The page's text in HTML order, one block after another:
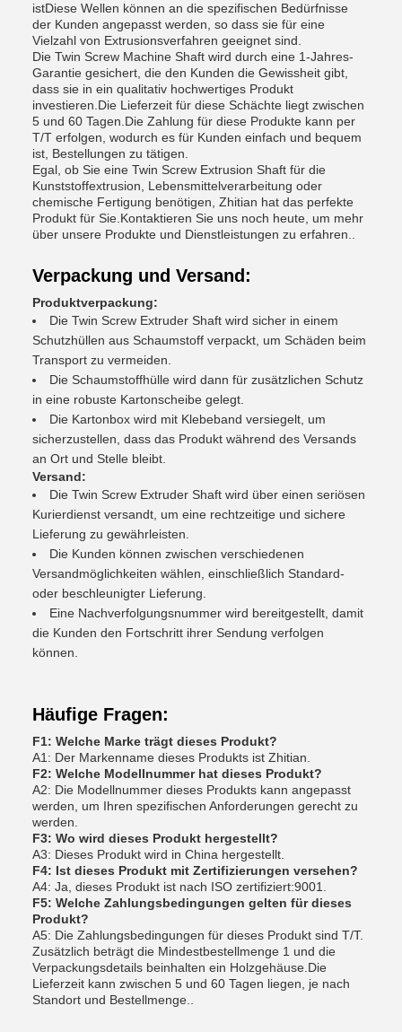
istDiese Wellen können an die spezifischen Bedürfnisse
der Kunden angepasst werden, so dass sie für eine
Vielzahl von Extrusionsverfahren geeignet sind.
Die Twin Screw Machine Shaft wird durch eine 1-Jahres-
Garantie gesichert, die den Kunden die Gewissheit gibt,
dass sie in ein qualitativ hochwertiges Produkt
investieren.Die Lieferzeit für diese Schächte liegt zwischen
5 und 60 Tagen.Die Zahlung für diese Produkte kann per
T/T erfolgen, wodurch es für Kunden einfach und bequem
ist, Bestellungen zu tätigen.
Egal, ob Sie eine Twin Screw Extrusion Shaft für die
Kunststoffextrusion, Lebensmittelverarbeitung oder
chemische Fertigung benötigen, Zhitian hat das perfekte
Produkt für Sie.Kontaktieren Sie uns noch heute, um mehr
über unsere Produkte und Dienstleistungen zu erfahren..
Verpackung und Versand:
Produktverpackung:
Die Twin Screw Extruder Shaft wird sicher in einem
Schutzhüllen aus Schaumstoff verpackt, um Schäden beim
Transport zu vermeiden.
Die Schaumstoffhülle wird dann für zusätzlichen Schutz
in eine robuste Kartonscheibe gelegt.
Die Kartonbox wird mit Klebeband versiegelt, um
sicherzustellen, dass das Produkt während des Versands
an Ort und Stelle bleibt.
Versand:
Die Twin Screw Extruder Shaft wird über einen seriösen
Kurierdienst versandt, um eine rechtzeitige und sichere
Lieferung zu gewährleisten.
Die Kunden können zwischen verschiedenen
Versandmöglichkeiten wählen, einschließlich Standard-
oder beschleunigter Lieferung.
Eine Nachverfolgungsnummer wird bereitgestellt, damit
die Kunden den Fortschritt ihrer Sendung verfolgen
können.
Häufige Fragen:
F1: Welche Marke trägt dieses Produkt?
A1: Der Markenname dieses Produkts ist Zhitian.
F2: Welche Modellnummer hat dieses Produkt?
A2: Die Modellnummer dieses Produkts kann angepasst
werden, um Ihren spezifischen Anforderungen gerecht zu
werden.
F3: Wo wird dieses Produkt hergestellt?
A3: Dieses Produkt wird in China hergestellt.
F4: Ist dieses Produkt mit Zertifizierungen versehen?
A4: Ja, dieses Produkt ist nach ISO zertifiziert:9001.
F5: Welche Zahlungsbedingungen gelten für dieses
Produkt?
A5: Die Zahlungsbedingungen für dieses Produkt sind T/T.
Zusätzlich beträgt die Mindestbestellmenge 1 und die
Verpackungsdetails beinhalten ein Holzgehäuse.Die
Lieferzeit kann zwischen 5 und 60 Tagen liegen, je nach
Standort und Bestellmenge..